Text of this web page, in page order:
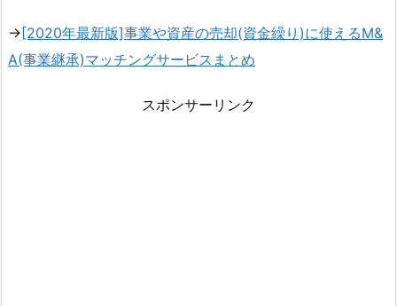
→[2020年最新版]事業や資産の売却(資金繰り)に使えるM&
A(事業継承)マッチングサービスまとめ
スポンサーリンク